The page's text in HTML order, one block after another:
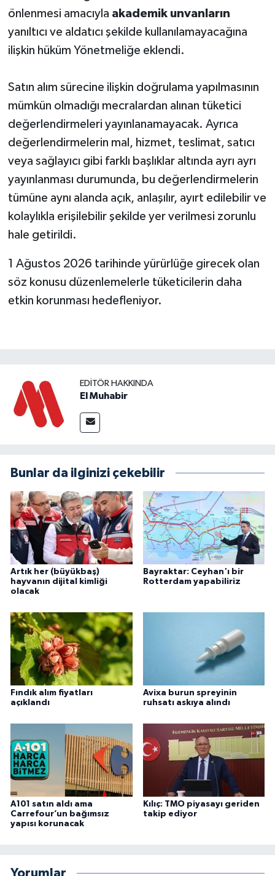
önlenmesi amacıyla akademik unvanların
yanıltıcı ve aldatıcı şekilde kullanılamayacağına
ilişkin hüküm Yönetmeliğe eklendi.
Satın alım sürecine ilişkin doğrulama yapılmasının
mümkün olmadığı mecralardan alınan tüketici
değerlendirmeleri yayınlanamayacak. Ayrıca
değerlendirmelerin mal, hizmet, teslimat, satıcı
veya sağlayıcı gibi farklı başlıklar altında ayrı ayrı
yayınlanması durumunda, bu değerlendirmelerin
tümüne aynı alanda açık, anlaşılır, ayırt edilebilir ve
kolaylıkla erişilebilir şekilde yer verilmesi zorunlu
hale getirildi.
1 Ağustos 2026 tarihinde yürürlüğe girecek olan
söz konusu düzenlemelerle tüketicilerin daha
etkin korunması hedefleniyor.
EDITÖR HAKKINDA
El Muhabir
Bunlar da ilginizi çekebilir
Artık her (büyükbaş)
hayvanın dijital kimliği
olacak
Bayraktar: Ceyhan'ı bir
Rotterdam yapabiliriz
Fındık alım fiyatları
açıklandı
Avixa burun spreyinin
ruhsatı askıya alındı
A101 satın aldı ama
Carrefour’un bağımsız
yapısı korunacak
Kılıç: TMO piyasayı geriden
takip ediyor
Yorumlar